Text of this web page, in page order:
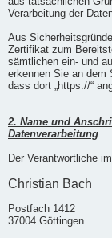
Verarbeitung der
Aus
Zertifikat zum
sämtlichen ein- und
erkennen Sie an dem
dass dort „https://“
2. Name und
Datenverarbeitung
Der Verantwortliche
Christian Bach
Postfach 1412
37004 Göttingen